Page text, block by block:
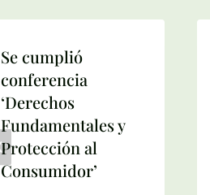
Se cumplió
conferencia
‘Derechos
Fundamentales y
Protección al
Consumidor’